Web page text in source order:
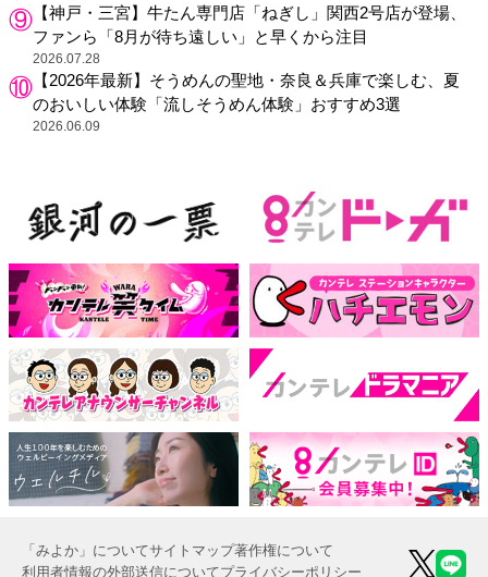
【神戸・三宮】牛たん専門店「ねぎし」関西2号店が登場、
ファンら「8月が待ち遠しい」と早くから注目
2026.07.28
【2026年最新】そうめんの聖地・奈良＆兵庫で楽しむ、夏
のおいしい体験「流しそうめん体験」おすすめ3選
2026.06.09
「みよか」についてサイトマップ著作権について
利用者情報の外部送信についてプライバシーポリシー